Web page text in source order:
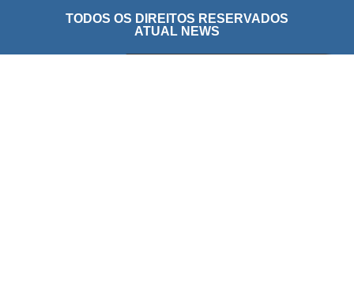
TODOS OS DIREITOS RESERVADOS
ATUAL NEWS